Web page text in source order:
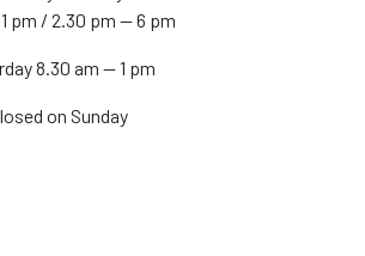
мы
pm / 2.30 pm — 6 pm
8.30 am — 1 pm
on Sunday